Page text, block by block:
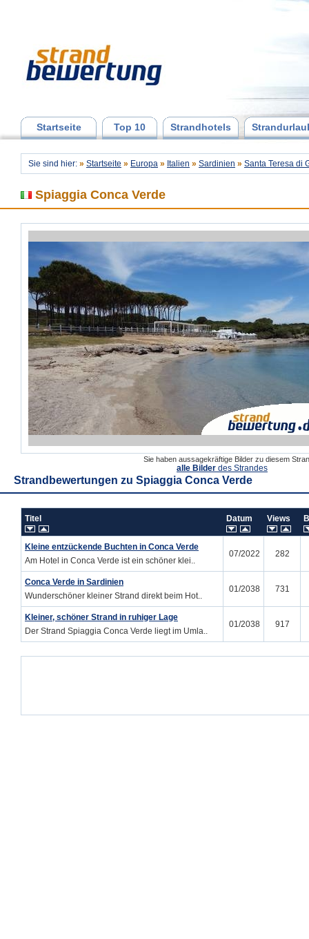
Startseite Top 10 Strandhotels
Sie sind hier: » Startseite » Europa » Italien » Sardinien » Santa Teresa di
Spiaggia Conca Verde
Sie haben aussagekräftige Bilder zu diesem
alle Bilder des Strandes
Strandbewertungen zu Spiaggia Conca Verde
Titel Datum Views
Kleine entzückende Buchten in Conca Verde
Am Hotel in Conca Verde ist ein schöner klei..
07/2022 282
Conca Verde in Sardinien
Wunderschöner kleiner Strand direkt beim Hot..
01/2038 731
Kleiner, schöner Strand in ruhiger Lage
Der Strand Spiaggia Conca Verde liegt im Umla..
01/2038 917